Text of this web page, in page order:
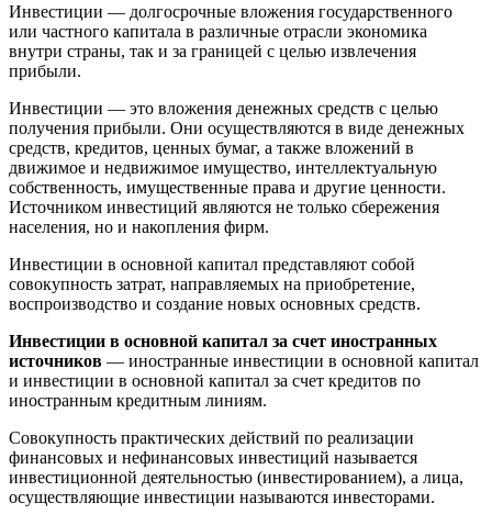
Инвестиции — долгосрочные вложения государственного
или частного капитала в различные отрасли экономика
внутри страны, так и за границей с целью извлечения
прибыли.
Инвестиции — это вложения денежных средств с целью
получения прибыли. Они осуществляются в виде денежных
средств, кредитов, ценных бумаг, а также вложений в
движимое и недвижимое имущество, интеллектуальную
собственность, имущественные права и другие ценности.
Источником инвестиций являются не только сбережения
населения, но и накопления фирм.
Инвестиции в основной капитал представляют собой
совокупность затрат, направляемых на приобретение,
воспроизводство и создание новых основных средств.
Инвестиции в основной капитал за счет иностранных
источников — иностранные инвестиции в основной капитал
и инвестиции в основной капитал за счет кредитов по
иностранным кредитным линиям.
Совокупность практических действий по реализации
финансовых и нефинансовых инвестиций называется
инвестиционной деятельностью (инвестированием), а лица,
осуществляющие инвестиции называются инвесторами.